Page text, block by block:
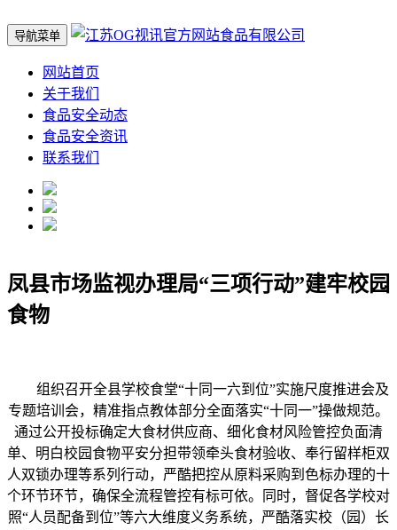
导航菜单
网站首页
关于我们
食品安全动态
食品安全资讯
联系我们
凤县市场监视办理局“三项行动”建牢校园
食物
组织召开全县学校食堂“十同一六到位”实施尺度推进会及
专题培训会，精准指点教体部分全面落实“十同一”操做规范。
通过公开投标确定大食材供应商、细化食材风险管控负面清
单、明白校园食物平安分担带领牵头食材验收、奉行留样柜双
人双锁办理等系列行动，严酷把控从原料采购到色标办理的十
个环节环节，确保全流程管控有标可依。同时，督促各学校对
照“人员配备到位”等六大维度义务系统，严酷落实校（园）长